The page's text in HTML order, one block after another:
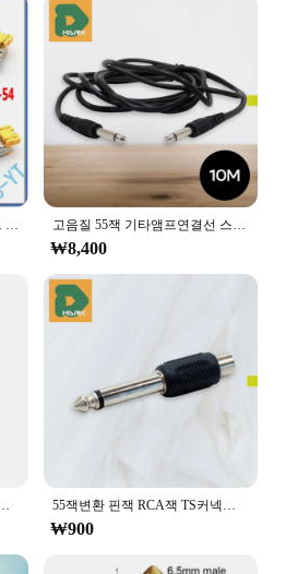
Suitable for both
and DIY enthusiasts
or Quantity:
for sale
and Reliability**
components are crafted from
ensure long-lasting durability
These components are
demands of both
and DIY enthusiasts who
for their 55잭 laptop
style of these components
also engineered to fit
잭 laptop, ensuring a
device.
Friendly**
components are not just
also about versatility.
technician or a novice
first laptop repair, these
and easy to install.
노트북 DC 전원 잭 소켓 플러그 충전 포트 커넥터, 에이서 EX215 55 32 N22C6 S50 54 용, 1-5 개 고음질 55잭 기타앰프연결선 스피커 오디오케이블 음향 스테레오 단자 컴퓨터 DMB 커넥터 헤드폰 음성 마이크
₩8,400
땜 XL 수 플러그 및 암 잭, 오디오 마이크 커넥터, 7 가지 색상 사용 가능, 1 개 55잭변환 핀잭 RCA잭 TS커넥터 변환젠더 기타 모노 잭 무게 호환 수명 혁신 지속시간 품질 기능 상 소재 크기
₩900